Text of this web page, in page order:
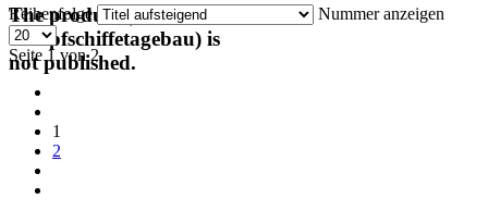
The product (code :
dampfschiffetagebau) is
not published.
Reihenfolge Nummer anzeigen
Seite 1 von 2
1
2